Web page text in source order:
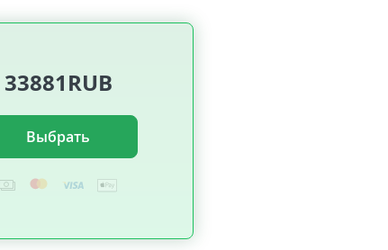
33881RUB
Выбрать